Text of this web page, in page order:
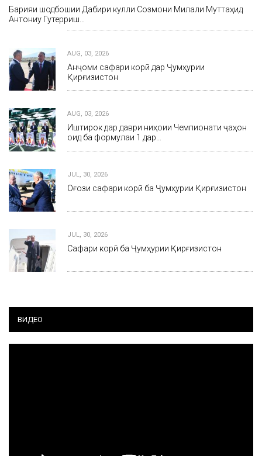
Барқияи шодбошии Дабири кулли Созмони Милали Муттаҳид
Антониу Гутерриш…
AUG, 03, 2026
Анҷоми сафари корӣ дар Ҷумҳурии
Қирғизистон
AUG, 03, 2026
Иштирок дар даври ниҳоии Чемпионати ҷаҳон
оид ба формулаи 1 дар…
JUL, 30, 2026
Оғози сафари корӣ ба Ҷумҳурии Қирғизистон
JUL, 30, 2026
Сафари корӣ ба Ҷумҳурии Қирғизистон
ВИДЕО